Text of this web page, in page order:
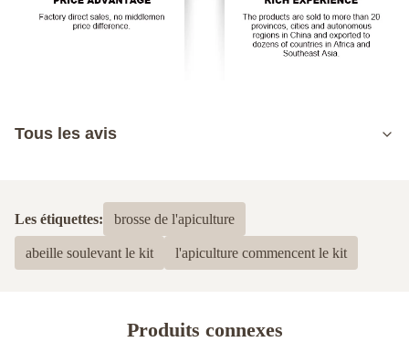
Tous les avis
Basé sur 50 critiques récemment
5
Les étiquettes: brosse de l'apiculture
abeille soulevant le kit l'apiculture commencent le kit
Produits connexes